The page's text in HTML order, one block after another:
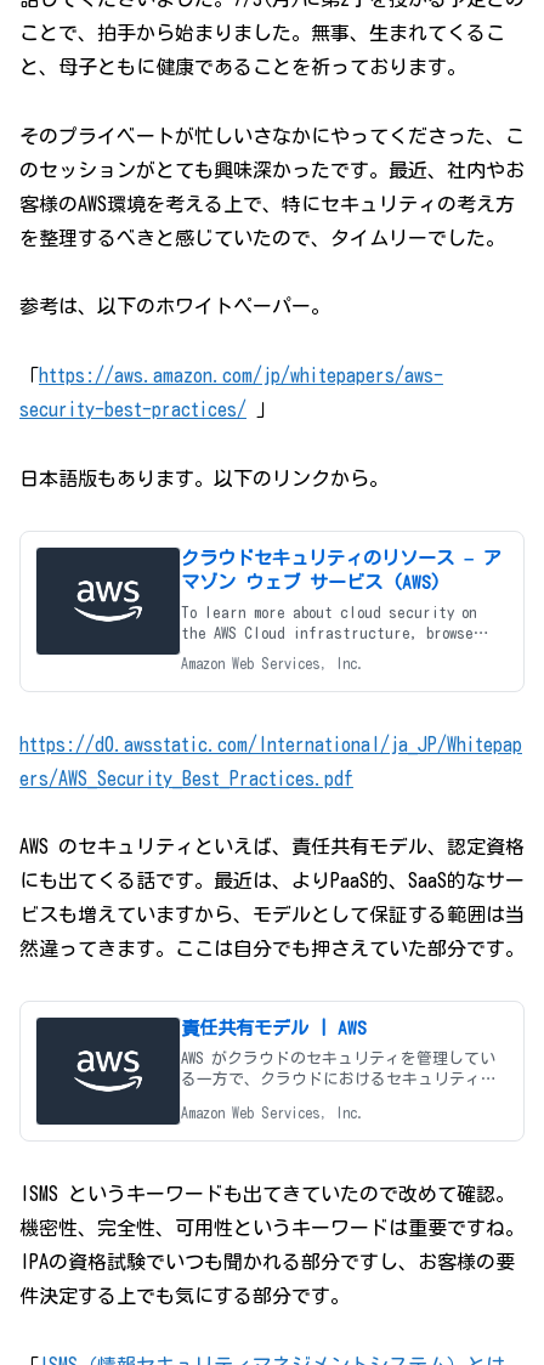
ことで、拍手から始まりました。無事、生まれてくるこ
と、母子ともに健康であることを祈っております。
そのプライベートが忙しいさなかにやってくださった、こ
のセッションがとても興味深かったです。最近、社内やお
客様のAWS環境を考える上で、特にセキュリティの考え方
を整理するべきと感じていたので、タイムリーでした。
参考は、以下のホワイトペーパー。
「https://aws.amazon.com/jp/whitepapers/aws-
security-best-practices/ 」
日本語版もあります。以下のリンクから。
クラウドセキュリティのリソース – ア
マゾン ウェブ サービス (AWS)
To learn more about cloud security on
the AWS Cloud infrastructure, browse
through our developer documents,
whitepapers
Amazon Web Services, Inc.
https://d0.awsstatic.com/International/ja_JP/Whitepap
ers/AWS_Security_Best_Practices.pdf
AWS のセキュリティといえば、責任共有モデル、認定資格
にも出てくる話です。最近は、よりPaaS的、SaaS的なサー
ビスも増えていますから、モデルとして保証する範囲は当
然違ってきます。ここは自分でも押さえていた部分です。
責任共有モデル | AWS
AWS がクラウドのセキュリティを管理してい
る一方で、クラウドにおけるセキュリティは
詳細をご覧ください。
Amazon Web Services, Inc.
ISMS というキーワードも出てきていたので改めて確認。
機密性、完全性、可用性というキーワードは重要ですね。
IPAの資格試験でいつも聞かれる部分ですし、お客様の要
件決定する上でも気にする部分です。